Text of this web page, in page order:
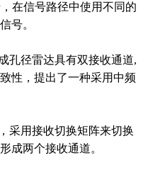
在信号路径中使用不同的
号。
孔径雷达具有双接收通道,
性，提出了一种采用中频
采用接收切换矩阵来切换
成两个接收通道。